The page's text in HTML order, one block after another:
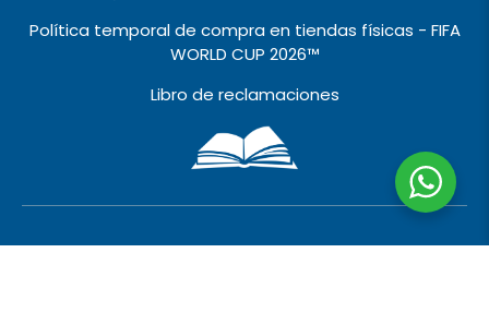
Política temporal de compra en tiendas físicas - FIFA
WORLD CUP 2026™️
Libro de reclamaciones